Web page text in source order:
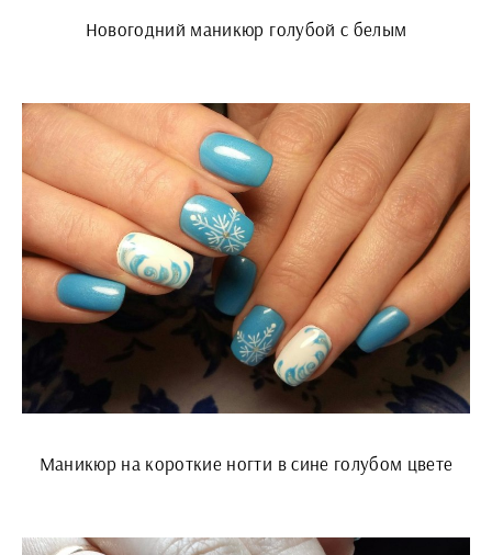
Новогодний маникюр голубой с белым
Маникюр на короткие ногти в сине голубом цвете